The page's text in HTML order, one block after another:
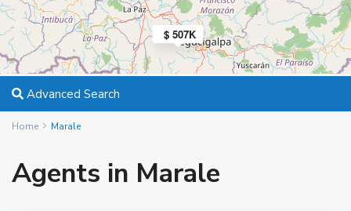
$ 507K
Advanced Search
Home Marale
Agents in Marale